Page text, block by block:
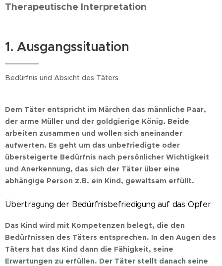
Therapeutische Interpretation
1. Ausgangssituation
Bedürfnis und Absicht des Täters
Dem Täter entspricht im Märchen das männliche Paar,
der arme Müller und der goldgierige König. Beide
arbeiten zusammen und wollen sich aneinander
aufwerten. Es geht um das unbefriedigte oder
übersteigerte Bedürfnis nach persönlicher Wichtigkeit
und Anerkennung, das sich der Täter über eine
abhängige Person z.B. ein Kind, gewaltsam erfüllt.
Übertragung der Bedürfnisbefriedigung auf das Opfer
Das Kind wird mit Kompetenzen belegt, die den
Bedürfnissen des Täters entsprechen. In den Augen des
Täters hat das Kind dann die Fähigkeit, seine
Erwartungen zu erfüllen. Der Täter stellt danach seine